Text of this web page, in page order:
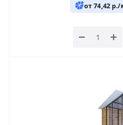
от 74,42